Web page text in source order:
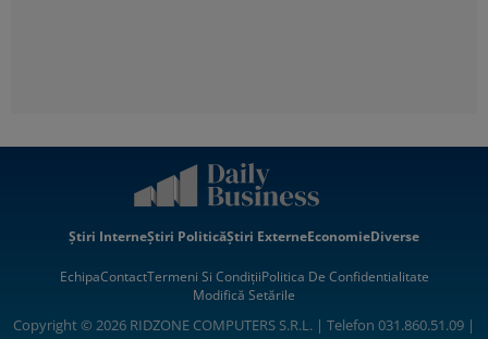
Știri InterneȘtiri PoliticăȘtiri ExterneEconomieDiverse
EchipaContactTermeni Si CondițiiPolitica De Confidentialitate
Modifică Setările
Copyright © 2026 RIDZONE COMPUTERS S.R.L. | Telefon 031.860.51.09 |